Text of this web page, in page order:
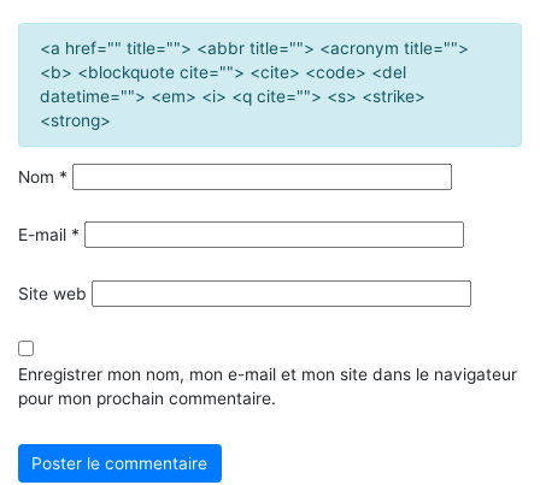
<a href="" title=""> <abbr title=""> <acronym title="">
<b> <blockquote cite=""> <cite> <code> <del
datetime=""> <em> <i> <q cite=""> <s> <strike>
<strong>
Nom *
E-mail *
Site web
Enregistrer mon nom, mon e-mail et mon site dans le navigateur
pour mon prochain commentaire.